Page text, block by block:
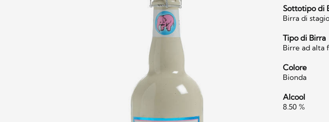
Sottotipo di
Birra di
Tipo di Birra
Birre ad alta
Colore
Bionda
Alcool
8.50 %